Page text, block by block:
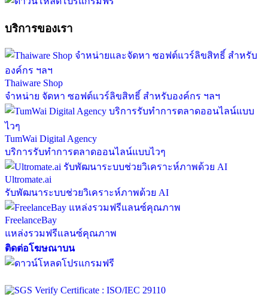
บริการของเรา
Thaiware Shop
จำหน่าย จัดหา ซอฟต์แวร์ลิขสิทธิ์ สำหรับองค์กร ฯลฯ
TumWai Digital Agency
บริการรับทำการตลาดออนไลน์แบบไวๆ
Ultromate.ai
รับพัฒนาระบบช่วยวิเคราะห์ภาพด้วย AI
FreelanceBay
แหล่งรวมฟรีแลนซ์คุณภาพ
ติดต่อโฆษณาบน